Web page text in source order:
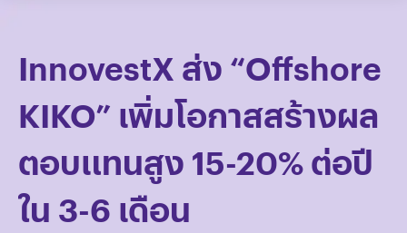
InnovestX ส่ง “Offshore
KIKO” เพิ่มโอกาสสร้างผล
ตอบแทนสูง 15-20% ต่อปี
ใน 3-6 เดือน